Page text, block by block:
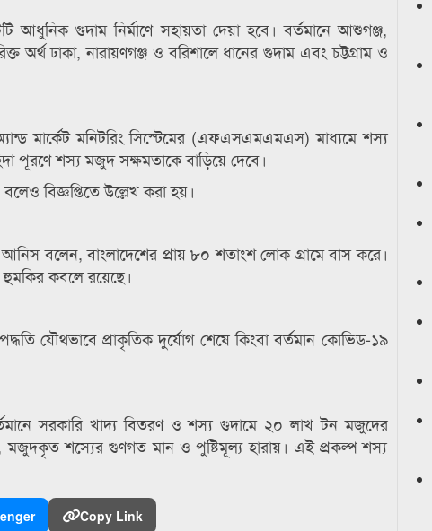
গুদাম নির্মাণে সহায়তা দেয়া হবে। বর্তমানে আশুগঞ্জ,
ঢাকা, নারায়ণগঞ্জ ও বরিশালে ধানের গুদাম এবং চট্টগ্রাম ও
মার্কেট মনিটরিং সিস্টেমের (এফএসএমএমএস) মাধ্যমে শস্য
পূরণে শস্য মজুদ সক্ষমতাকে বাড়িয়ে দেবে।
বিজ্ঞপ্তিতে উল্লেখ করা হয়।
আনিস বলেন, বাংলাদেশের প্রায় ৮০ শতাংশ লোক গ্রামে বাস করে।
কবলে রয়েছে।
যৌথভাবে প্রাকৃতিক দুর্যোগ শেষে কিংবা বর্তমান কোভিড-১৯
সরকারি খাদ্য বিতরণ ও শস্য গুদামে ২০ লাখ টন মজুদের
শস্যের গুণগত মান ও পুষ্টিমূল্য হারায়। এই প্রকল্প শস্য
Copy Link